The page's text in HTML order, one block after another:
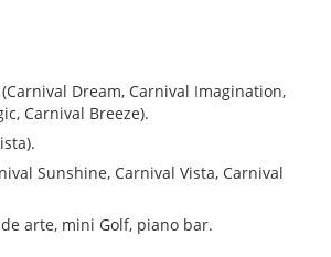
Dream, Carnival Imagination,
Carnival Breeze).
Sunshine, Carnival Vista, Carnival
arte, mini Golf, piano bar.